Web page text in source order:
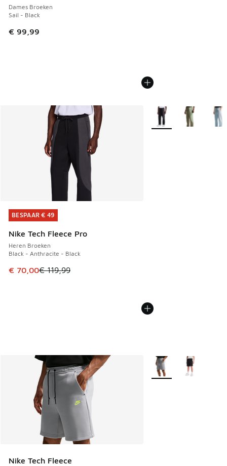
Dames Broeken
Sail - Black
€ 99,99
BESPAAR € 49
Nike Tech Fleece Pro
Heren Broeken
Black - Anthracite - Black
Dit artikel is in de uitverkoop. Dit artikel is in de
€ 70,00€ 119,99
BESPAAR € 49
Meer kleuren
Nike Tech Fleece
Meer kleuren